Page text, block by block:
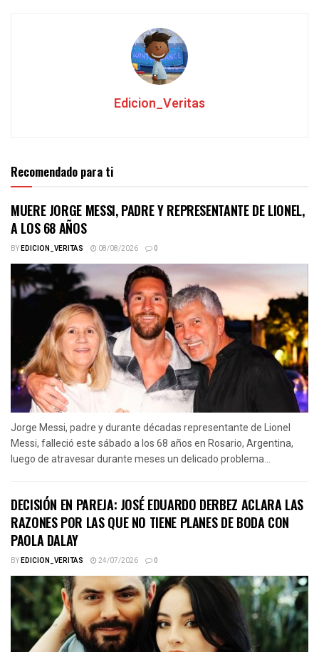
Edicion_Veritas
Recomendado para ti
MUERE JORGE MESSI, PADRE Y REPRESENTANTE DE LIONEL,
A LOS 68 AÑOS
BYEDICION_VERITAS 08/08/2026 0
Jorge Messi, padre y durante décadas representante de Lionel
Messi, falleció este sábado a los 68 años en Rosario, Argentina,
luego de atravesar durante meses un delicado problema...
DECISIÓN EN PAREJA: JOSÉ EDUARDO DERBEZ ACLARA LAS
RAZONES POR LAS QUE NO TIENE PLANES DE BODA CON
PAOLA DALAY
BYEDICION_VERITAS 24/07/2026 0